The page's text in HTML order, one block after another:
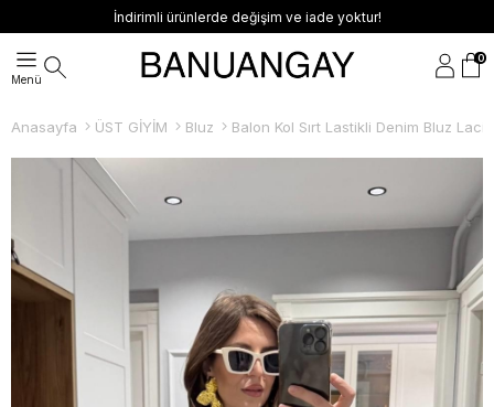
İndirimli ürünlerde değişim ve iade yoktur!
0
Anasayfa ÜST GİYİM Bluz Balon Kol Sırt Lastikli Denim Bluz